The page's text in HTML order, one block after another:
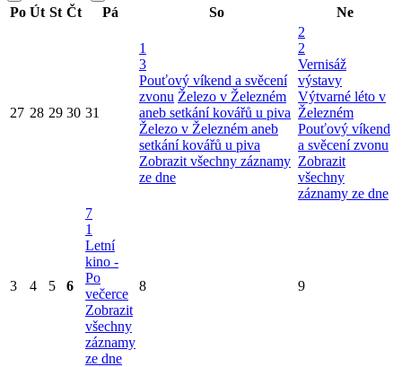
Po Út St Čt Pá So Ne
27 28 29 30 31
1
3
Pouťový víkend a svěcení
zvonu Železo v Železném
aneb setkání kovářů u piva
Železo v Železném aneb
setkání kovářů u piva
Zobrazit všechny záznamy
ze dne
2
2
Vernisáž
výstavy
Výtvarné léto v
Železném
Pouťový víkend
a svěcení zvonu
Zobrazit
všechny
záznamy ze dne
3 4 5 6
7
1
Letní
kino -
Po
večerce
Zobrazit
všechny
záznamy
ze dne
8 9